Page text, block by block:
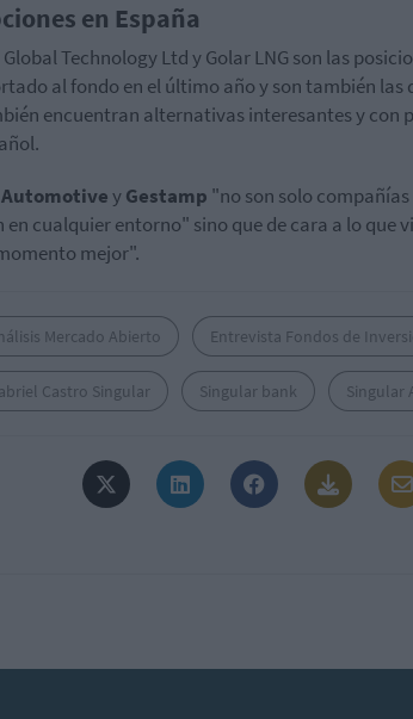
en España
Global Technology Ltdy Golar LNG son las
al fondo en el último año y son también las
encuentran alternativas interesantes y con
AutomotiveyGestamp "no son solo
en cualquier entorno" sino que de cara a lo que
mejor".
Mercado Abierto Entrevista Fondos de
Castro Singular Singular bank Singular